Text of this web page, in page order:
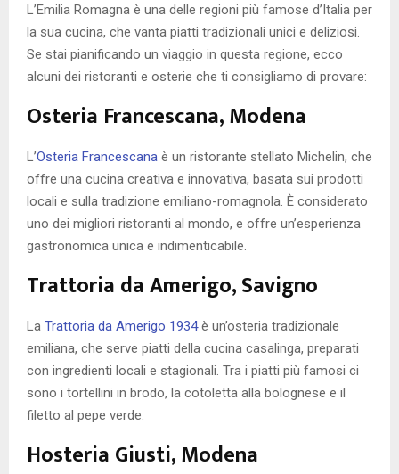
L’Emilia Romagna è una delle regioni più famose d’Italia per
la sua cucina, che vanta piatti tradizionali unici e deliziosi.
Se stai pianificando un viaggio in questa regione, ecco
alcuni dei ristoranti e osterie che ti consigliamo di provare:
Osteria Francescana, Modena
L’Osteria Francescana è un ristorante stellato Michelin, che
offre una cucina creativa e innovativa, basata sui prodotti
locali e sulla tradizione emiliano-romagnola. È considerato
uno dei migliori ristoranti al mondo, e offre un’esperienza
gastronomica unica e indimenticabile.
Trattoria da Amerigo, Savigno
La Trattoria da Amerigo 1934è un’osteria tradizionale
emiliana, che serve piatti della cucina casalinga, preparati
con ingredienti locali e stagionali. Tra i piatti più famosi ci
sono i tortellini in brodo, la cotoletta alla bolognese e il
filetto al pepe verde.
Hosteria Giusti, Modena